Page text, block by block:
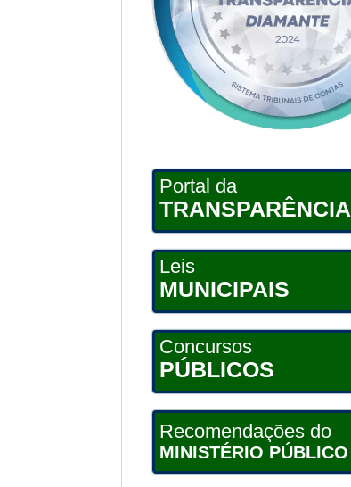
Portal da
TRANSPARÊNCIA
Leis
MUNICIPAIS
Concursos
PÚBLICOS
Recomendações do
MINISTÉRIO PÚBLICO